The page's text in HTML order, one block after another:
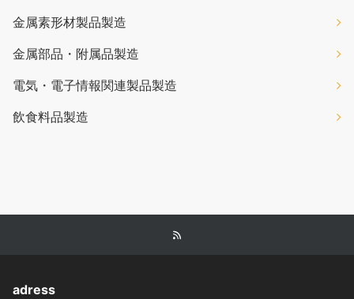
金属素形材製品製造
金属部品・附属品製造
電気・電子情報関連製品製造
飲食料品製造
adress